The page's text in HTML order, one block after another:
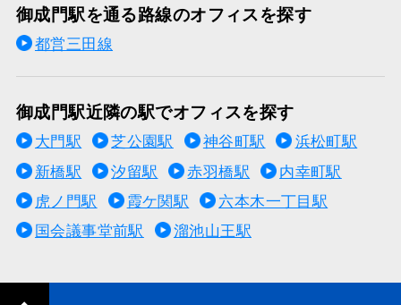
御成門駅を通る路線のオフィスを探す
都営三田線
御成門駅近隣の駅でオフィスを探す
大門駅 芝公園駅 神谷町駅
浜松町駅
新橋駅
汐留駅 赤羽橋駅
内幸町駅
虎ノ門駅
霞ケ関駅
六本木一丁目駅
国会議事堂前駅
溜池山王駅